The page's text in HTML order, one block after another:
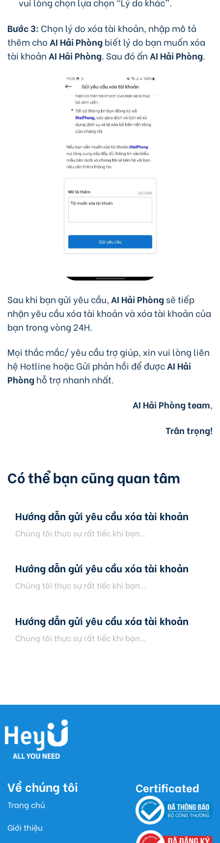
Bước 3: Chọn lý do xóa tài khoản, nhập mô tả
thêm cho AI Hải Phòng biết lý do bạn muốn xóa
tài khoản AI Hải Phòng. Sau đó ấn AI Hải Phòng.
Sau khi bạn gửi yêu cầu, AI Hải Phòng sẽ tiếp
nhận yêu cầu xóa tài khoản và xóa tài khoản của
bạn trong vòng 24H.
Mọi thắc mắc/ yêu cầu trợ giúp, xin vui lòng liên
hệ Hotline hoặc Gửi phản hồi để đượcAI Hải
Phòng hỗ trợ nhanh nhất.
AI Hải Phòng team,
Trân trọng!
Có thể bạn cũng quan tâm
Hướng dẫn gửi yêu cầu xóa tài khoản
Chúng tôi thực sự rất tiếc khi bạn...
Hướng dẫn gửi yêu cầu xóa tài khoản
Chúng tôi thực sự rất tiếc khi bạn...
Hướng dẫn gửi yêu cầu xóa tài khoản
Chúng tôi thực sự rất tiếc khi bạn...
Về chúng tôi
Trang chủ
Giới thiệu
Certificated